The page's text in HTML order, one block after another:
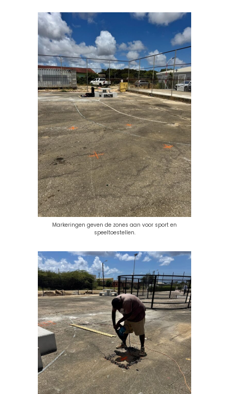
Markeringen geven de zones aan voor sport en
speeltoestellen.